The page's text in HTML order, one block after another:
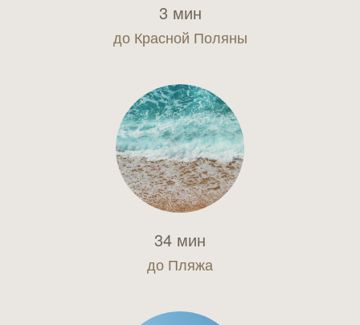
3 мин
до Красной Поляны
34 мин
до Пляжа